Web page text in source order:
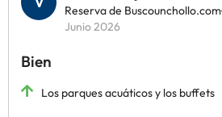
Reserva de Buscounchollo.com
Junio 2026
Bien
Los parques acuáticos y los buffets